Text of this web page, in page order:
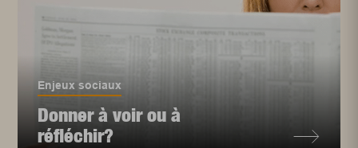
Enjeux sociaux
Donner à voir ou à
réfléchir?